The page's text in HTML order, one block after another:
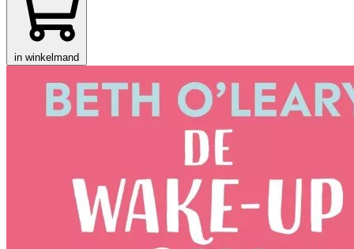
in winkelmand